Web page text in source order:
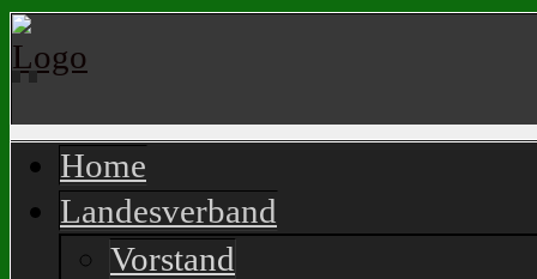
Home
Landesverband
Vorstand